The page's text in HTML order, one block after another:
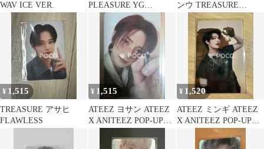
WAV ICE VER.
PLEASURE YG
SELECT
ンウ TREASURE
FOLLOW EVENT
¥ 1,515
TREASURE アサヒ
FLAWLESS
¥ 1,515
ATEEZ ヨサン ATEEZ
X ANITEEZ POP-UP
TREASURE 購入特典
¥ 1,520
ATEEZ ミンギ ATEEZ
X ANITEEZ POP-UP
STORE ANITEEZ IN
TREASURE ランダム